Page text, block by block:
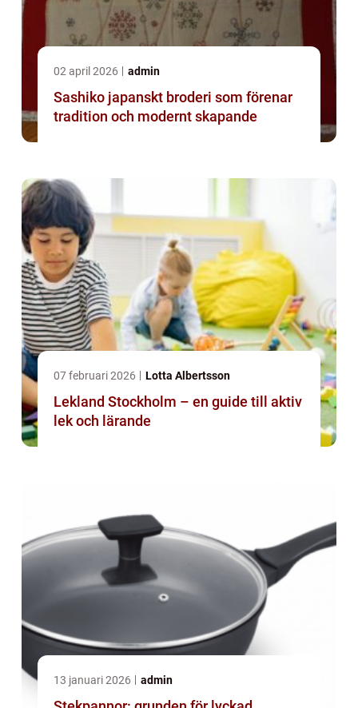
02 april 2026 admin
Sashiko japanskt broderi som förenar
tradition och modernt skapande
07 februari 2026 Lotta Albertsson
Lekland Stockholm – en guide till aktiv
lek och lärande
13 januari 2026 admin